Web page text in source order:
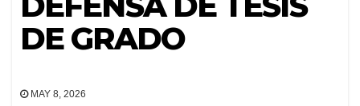
DE GRADO
MAY 8, 2026